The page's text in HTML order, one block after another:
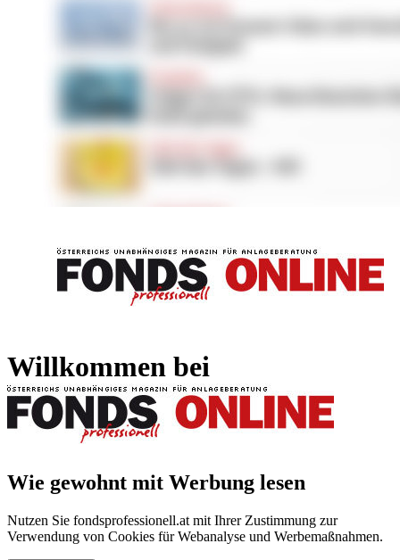
Willkommen bei
Wie gewohnt mit Werbung lesen
Nutzen Sie fondsprofessionell.at mit Ihrer Zustimmung zur
Verwendung von Cookies für Webanalyse und Werbemaßnahmen.